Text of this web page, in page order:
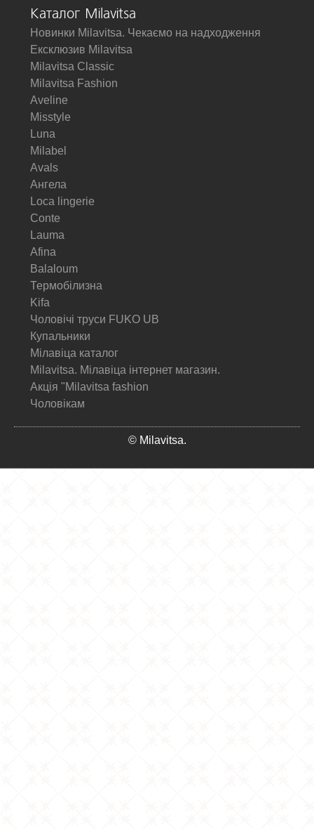
Каталог Milavitsa
Новинки Milavitsa. Чекаємо на надходження
Ексклюзив Milavitsa
Milavitsa Classic
Milavitsa Fashion
Aveline
Misstyle
Luna
Milabel
Avals
Ангела
Loca lingerie
Conte
Lauma
Afina
Balaloum
Термобілизна
Kifa
Чоловічі труси FUKO UB
Купальники
Мілавіца каталог
Milavitsa. Мілавіца інтернет магазин.
Акція "Milavitsa fashion
Чоловікам
© Milavitsa.